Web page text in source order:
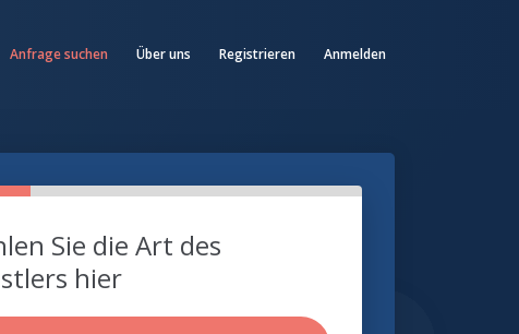
Anfrage suchen Über uns Registrieren Anmelden
Sie die Art des
hier